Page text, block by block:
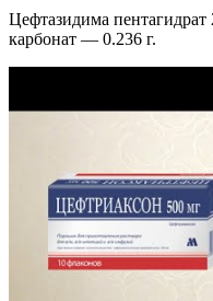
Цефтазидима
карбонат — 0.236 г.